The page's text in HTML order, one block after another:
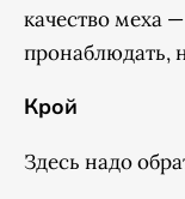
качество меха
пронаблюдать,
Крой
Здесь надо